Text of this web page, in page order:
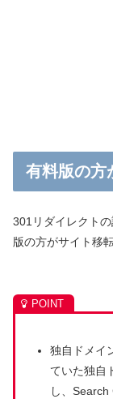
有料版の方
301リダイレクト
版の方がサイト移
独自ドメイ
ていた独自
し、Search